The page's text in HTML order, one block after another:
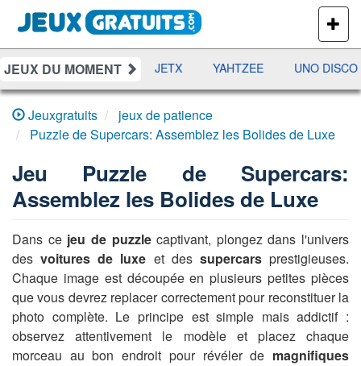
PLUS
DE
JEUX
JEUX DU MOMENT
DAMES RAMI JETX YAHTZEE UNO DISCO
Jeuxgratuits
jeux de patience
Puzzle de Supercars: Assemblez les Bolides de Luxe
Jeu Puzzle de Supercars:
Assemblez les Bolides de Luxe
Dans ce jeu de puzzlecaptivant, plongez dans l'univers
desvoitures de luxe et des supercarsprestigieuses.
Chaque image est découpée en plusieurs petites pièces
que vous devrez replacer correctement pour reconstituer la
photo complète. Le principe est simple mais addictif :
observez attentivement le modèle et placez chaque
morceau au bon endroit pour révéler de magnifiques